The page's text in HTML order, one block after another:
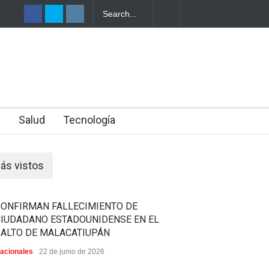
Salud Tecnología
vistos
FALLECIMIENTO DE
ESTADOUNIDENSE EN EL
DE MALACATIUPÁN
22 de junio de 2026